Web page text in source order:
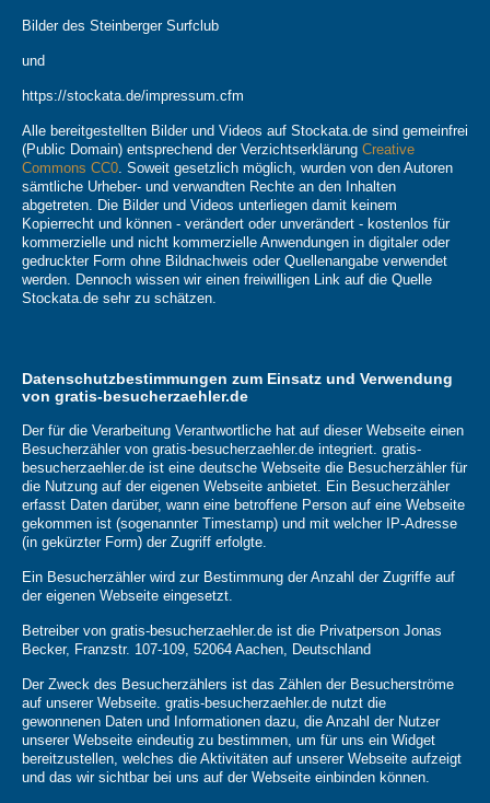
Bilder des Steinberger Surfclub
und
https://stockata.de/impressum.cfm
Alle bereitgestellten Bilder und Videos auf Stockata.de sind gemeinfrei
(Public Domain) entsprechend der Verzichtserklärung Creative
Commons CC0 . Soweit gesetzlich möglich, wurden von den Autoren
sämtliche Urheber- und verwandten Rechte an den Inhalten
abgetreten. Die Bilder und Videos unterliegen damit keinem
Kopierrecht und können - verändert oder unverändert - kostenlos für
kommerzielle und nicht kommerzielle Anwendungen in digitaler oder
gedruckter Form ohne Bildnachweis oder Quellenangabe verwendet
werden. Dennoch wissen wir einen freiwilligen Link auf die Quelle
Stockata.de sehr zu schätzen.
Datenschutzbestimmungen zum Einsatz und Verwendung
von gratis-besucherzaehler.de
Der für die Verarbeitung Verantwortliche hat auf dieser Webseite einen
Besucherzähler von gratis-besucherzaehler.de integriert. gratis-
besucherzaehler.de ist eine deutsche Webseite die Besucherzähler für
die Nutzung auf der eigenen Webseite anbietet. Ein Besucherzähler
erfasst Daten darüber, wann eine betroffene Person auf eine Webseite
gekommen ist (sogenannter Timestamp) und mit welcher IP-Adresse
(in gekürzter Form) der Zugriff erfolgte.
Ein Besucherzähler wird zur Bestimmung der Anzahl der Zugriffe auf
der eigenen Webseite eingesetzt.
Betreiber von gratis-besucherzaehler.de ist die Privatperson Jonas
Becker, Franzstr. 107-109, 52064 Aachen, Deutschland
Der Zweck des Besucherzählers ist das Zählen der Besucherströme
auf unserer Webseite. gratis-besucherzaehler.de nutzt die
gewonnenen Daten und Informationen dazu, die Anzahl der Nutzer
unserer Webseite eindeutig zu bestimmen, um für uns ein Widget
bereitzustellen, welches die Aktivitäten auf unserer Webseite aufzeigt
und das wir sichtbar bei uns auf der Webseite einbinden können.